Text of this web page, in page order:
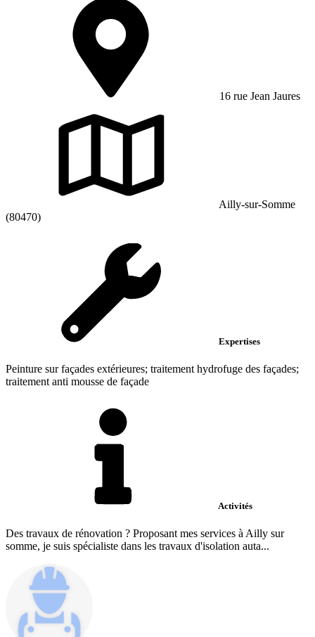
16 rue Jean Jaures
Ailly-sur-Somme
(80470)
Expertises
Peinture sur façades extérieures; traitement hydrofuge des façades;
traitement anti mousse de façade
Activités
Des travaux de rénovation ? Proposant mes services à Ailly sur
somme, je suis spécialiste dans les travaux d'isolation auta...